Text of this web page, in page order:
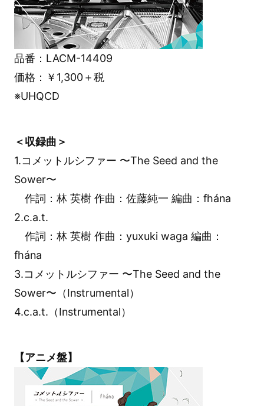
品番：LACM-14409
価格：￥1,300＋税
※UHQCD
＜収録曲＞
1.コメットルシファー 〜The Seed and the
Sower〜
作詞：林 英樹 作曲：佐藤純一 編曲：fhána
2.c.a.t.
作詞：林 英樹 作曲：yuxuki waga 編曲：
fhána
3.コメットルシファー 〜The Seed and the
Sower〜（Instrumental）
4.c.a.t.（Instrumental）
【アニメ盤】